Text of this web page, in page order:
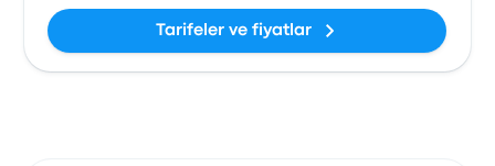
Tarifeler ve fiyatlar